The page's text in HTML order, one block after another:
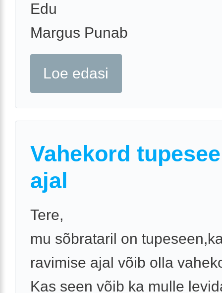
Edu
Margus Punab
Loe edasi
Vahekord
ajal
Tere,
mu sõbrataril on
ravimise ajal võib olla
Kas seen võib ka mulle